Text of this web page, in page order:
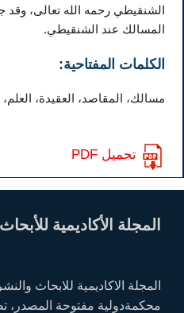
الشنقيطي رحمه الله تعالى،
المسالك عند الشنقيطي.
الكلمات المفتاحية:
مسالك، المقاصد، العقيدة،
تحميل PDF
المجلة الأكاديمية
المجلة الاكاديمية للابحاث
محكمةدولية مفتوحة